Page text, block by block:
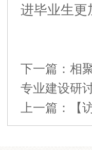
进毕业生更
下一篇： 相
专业建设研
上一篇：
【